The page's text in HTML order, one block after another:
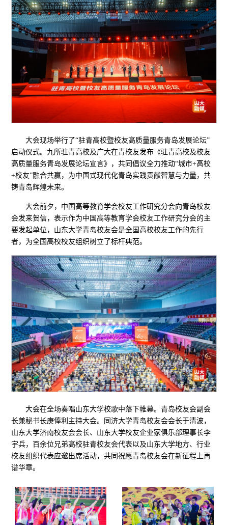
大会现场举行了“驻青高校暨校友高质量服务青岛发展论坛”
启动仪式。九所驻青高校及广大在青校友发布《驻青高校及校友
高质量服务青岛发展论坛宣言》，共同倡议全力推动“城市+高校
+校友”融合共赢，为中国式现代化青岛实践贡献智慧与力量，共
铸青岛辉煌未来。
大会前夕，中国高等教育学会校友工作研究分会向青岛校友
会发来贺信，表示作为中国高等教育学会校友工作研究分会的主
要发起单位，山东大学青岛校友会是全国高校校友工作的先行
者，为全国高校校友组织树立了标杆典范。
大会在全场奏唱山东大学校歌中落下帷幕。青岛校友会副会
长兼秘书长庚俸利主持大会。同济大学青岛校友会会长于清波，
山东大学济南校友会会长、山东大学校友企业家俱乐部理事长李
宇兵，百余位兄弟高校驻青校友会代表以及山东大学地方、行业
校友组织代表应邀出席活动，共同祝愿青岛校友会在新征程上再
谱华章。